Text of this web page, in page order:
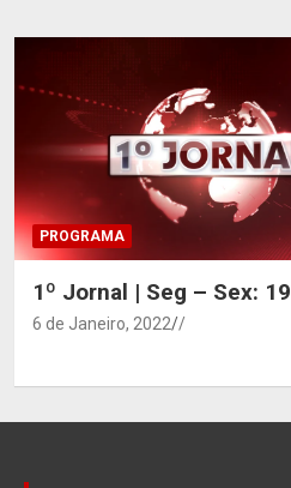
PROGRAMA
1º Jornal | Seg – Sex:
6 de Janeiro, 2022 /